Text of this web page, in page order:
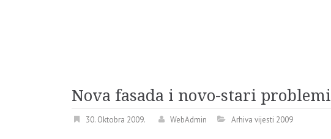
Nova fasada i novo-stari problemi
30. Oktobra 2009. WebAdmin Arhiva vijesti 2009